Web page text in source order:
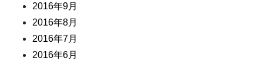
2016年9月
2016年8月
2016年7月
2016年6月